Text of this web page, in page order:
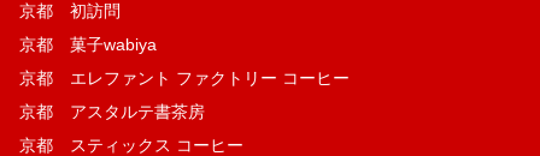
京都 初訪問
京都 菓子wabiya
京都 エレファント ファクトリー コーヒー
京都 アスタルテ書茶房
京都 スティックス コーヒー